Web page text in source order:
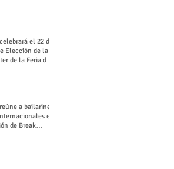
el 22 de
Elección de la
de la Feria de
a bailarines
en
de Break